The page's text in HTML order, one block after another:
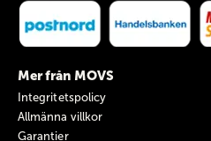
Mer från MOVS
Integritetspolicy
Allmänna villkor
Garantier